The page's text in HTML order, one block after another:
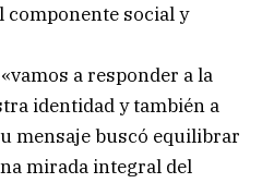
social y
a responder a la
identidad y también a
mensaje buscó equilibrar
mirada integral del